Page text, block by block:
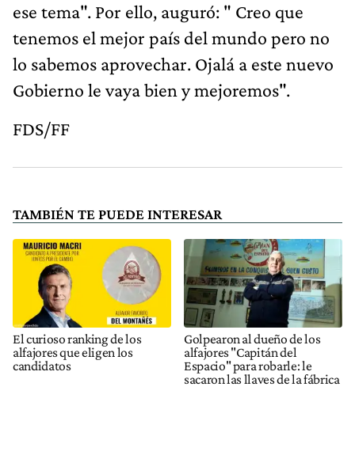
ese tema". Por ello, auguró: " Creo que
tenemos el mejor país del mundo pero no
lo sabemos aprovechar. Ojalá a este nuevo
Gobierno le vaya bien y mejoremos".
FDS/FF
TAMBIÉN TE PUEDE INTERESAR
El curioso ranking de los
alfajores que eligen los
candidatos
Golpearon al dueño de los
alfajores "Capitán del
Espacio" para robarle: le
sacaron las llaves de la fábrica